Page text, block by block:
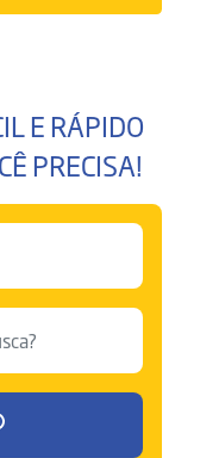
E RÁPIDO
PRECISA!